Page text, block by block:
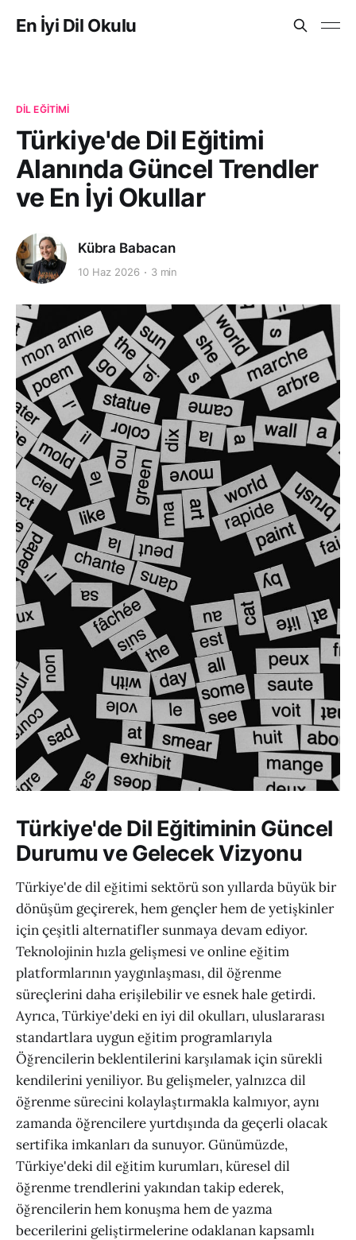
En İyi Dil Okulu
DIL EĞITIMI
Türkiye'de Dil Eğitimi
Alanında Güncel Trendler
ve En İyi Okullar
Kübra Babacan
10 Haz 2026 3 min
Türkiye'de Dil Eğitiminin Güncel
Durumu ve Gelecek Vizyonu
Türkiye'de dil eğitimi sektörü son yıllarda büyük bir
dönüşüm geçirerek, hem gençler hem de yetişkinler
için çeşitli alternatifler sunmaya devam ediyor.
Teknolojinin hızla gelişmesi ve online eğitim
platformlarının yaygınlaşması, dil öğrenme
süreçlerini daha erişilebilir ve esnek hale getirdi.
Ayrıca, Türkiye'deki en iyi dil okulları, uluslararası
standartlara uygun eğitim programlarıyla
Öğrencilerin beklentilerini karşılamak için sürekli
kendilerini yeniliyor. Bu gelişmeler, yalnızca dil
öğrenme sürecini kolaylaştırmakla kalmıyor, aynı
zamanda öğrencilere yurtdışında da geçerli olacak
sertifika imkanları da sunuyor. Günümüzde,
Türkiye'deki dil eğitim kurumları, küresel dil
öğrenme trendlerini yakından takip ederek,
öğrencilerin hem konuşma hem de yazma
becerilerini geliştirmelerine odaklanan kapsamlı